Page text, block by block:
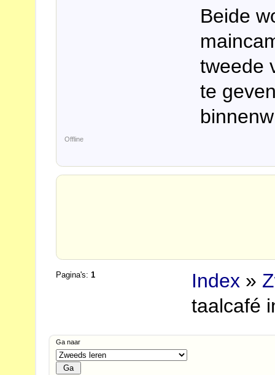
Beide
tweede
te
Offline
Pagina's:1 Index »
taalcafé
Ga naar